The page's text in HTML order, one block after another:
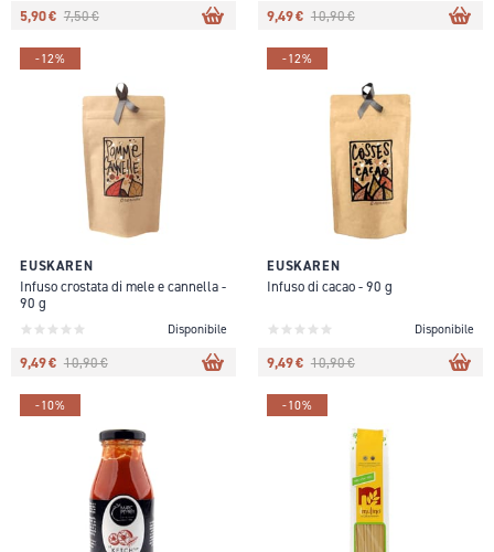
5,90 € 7,50 € 9,49 € 10,90 €
-12%
EUSKAREN
Infuso crostata di mele e cannella -
90 g
Disponibile
9,49 € 10,90 €
-12%
EUSKAREN
Infuso di cacao - 90 g
Disponibile
9,49 € 10,90 €
-10% -10%